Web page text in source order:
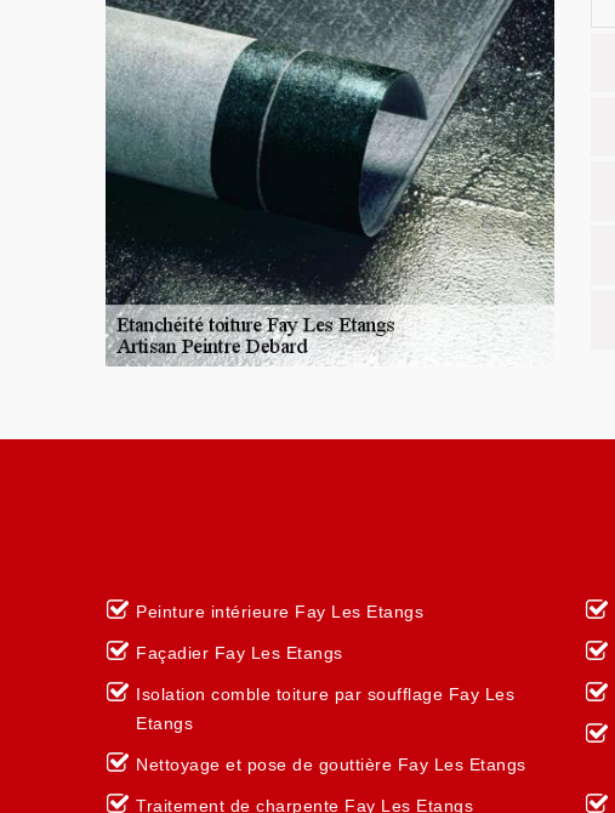
Peinture intérieure Fay Les Etangs
Façadier Fay Les Etangs
Isolation comble toiture par soufflage Fay Les
Etangs
Nettoyage et pose de gouttière Fay Les Etangs
Traitement de charpente Fay Les Etangs